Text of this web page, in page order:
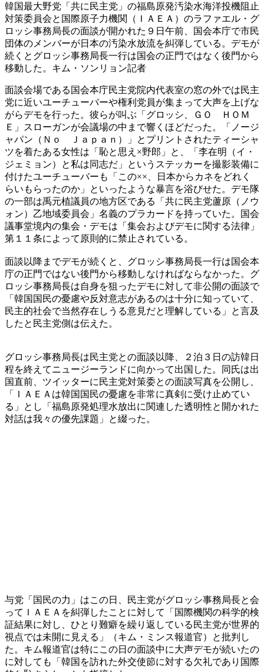
韓国最大野党「共に民主党」の福島原発汚染水海洋投機阻止
対策委員会と国際原子力機関（ＩＡＥＡ）のラファエル・グ
ロッシ事務局長の面談が開かれた９日午前、国会本庁で市民
団体のメンバーが日本の汚染水放流を糾弾している。デモが
続くとグロッシ事務局長一行は国会の正門ではなく後門から
移動した。キム・ソンリョン記者
面談会場である国会本庁民主党院内代表室の窓の外では民主
党に近いユーチューバーや権利党員が集まって大声を上げな
がらデモを行った。彼らが叫ぶ「グロッシ、ＧＯ ＨＯＭ
Ｅ」スローガンが会議場の中まで響くほどだった。「ノージ
ャパン（Ｎｏ Ｊａｐａｎ）」とプリントされたティーシャ
ツを着たある女性は「恥と思え×野郎」と、「李在明（イ・
ジェミョン）と私は同志だ」というステッカーを撮影装備に
付けたユーチューバーも「この××、日本からカネをどれく
らいもらったのか」といったような暴言を浴びせた。デモ隊
の一部は禹元植議員の地方区である「共に民主党蘆原（ノウ
ォン）乙地域委員会」名義のプラカードを持っていた。国会
議事堂境内の集会・デモは「集会およびデモに関する法律」
第１１条によって原則的に禁止されている。
面談以降までデモが続くと、グロッシ事務局長一行は国会本
庁の正門ではない後門から移動しなければならなかった。グ
ロッシ事務局長は自身を狙ったデモに対して非公開の面談で
「韓国国民の憂慮や反対意志があるのは十分に知っていて、
民主的社会で当然存在しうる意見だと理解している」と言及
したと民主党側は伝えた。
グロッシ事務局長は民主党との面談以降、２泊３日の訪韓日
程を終えてニュージーランドに向かって出国した。同氏は出
国直前、ツイッターに民主党対策委との面談写真を公開し、
「ＩＡＥＡは韓国国民の憂慮を非常に真剣に受け止めてい
る」とし「福島原発処理水放出に関連した透明性と開かれた
対話は我々の優先課題」と綴った。
与党「国民の力」はこの日、民主党がグロッシ事務局長と会
ってＩＡＥＡを糾弾したことに対して「国際機関の科学的検
証結果に対し、ひとり難癖を繰り返している民主党が世界的
視点では未開に見える」（キム・ミンス報道官）と批判し
た。キム報道官は特にこの日の面談中に大声デモが続いたの
に対しても「韓国を訪れた外交使節に対する欠礼であり国際